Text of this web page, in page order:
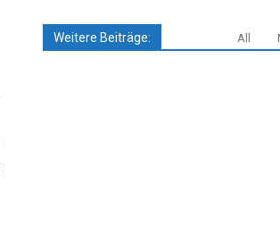
Weitere Beiträge: All